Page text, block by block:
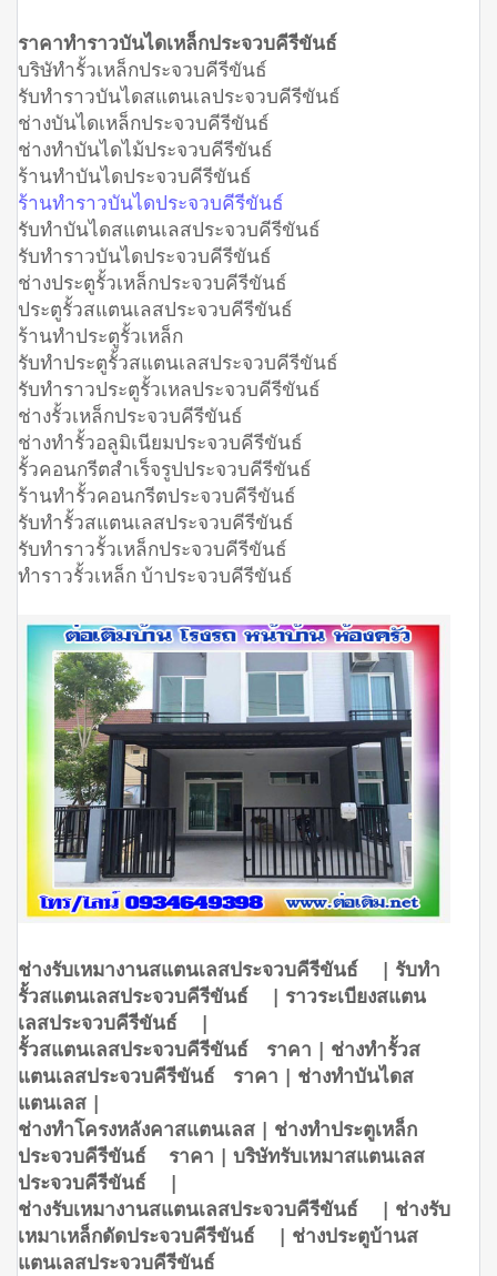
ราคาทำราวบันไดเหล็กประจวบคีรีขันธ์
บริษัทำรั้วเหล็กประจวบคีรีขันธ์
รับทำราวบันไดสแตนเลประจวบคีรีขันธ์
ช่างบันไดเหล็กประจวบคีรีขันธ์
ช่างทำบันไดไม้ประจวบคีรีขันธ์
ร้านทำบันไดประจวบคีรีขันธ์
ร้านทำราวบันไดประจวบคีรีขันธ์
รับทำบันไดสแตนเลสประจวบคีรีขันธ์
รับทำราวบันไดประจวบคีรีขันธ์
ช่างประตูรั้วเหล็กประจวบคีรีขันธ์
ประตูรั้วสแตนเลสประจวบคีรีขันธ์
ร้านทำประตูรั้วเหล็ก
รับทำประตูรั้วสแตนเลสประจวบคีรีขันธ์
รับทำราวประตูรั้วเหลประจวบคีรีขันธ์
ช่างรั้วเหล็กประจวบคีรีขันธ์
ช่างทำรั้วอลูมิเนียมประจวบคีรีขันธ์
รั้วคอนกรีตสำเร็จรูปประจวบคีรีขันธ์
ร้านทำรั้วคอนกรีตประจวบคีรีขันธ์
รับทำรั้วสแตนเลสประจวบคีรีขันธ์
รับทำราวรั้วเหล็กประจวบคีรีขันธ์
ทำราวรั้วเหล็ก บ้าประจวบคีรีขันธ์
ช่างรับเหมางานสแตนเลสประจวบคีรีขันธ์ | รับทำ
รั้วสแตนเลสประจวบคีรีขันธ์ | ราวระเบียงสแตน
เลสประจวบคีรีขันธ์ |
รั้วสแตนเลสประจวบคีรีขันธ์ ราคา | ช่างทำรั้วส
แตนเลสประจวบคีรีขันธ์ ราคา | ช่างทำบันไดส
แตนเลส |
ช่างทำโครงหลังคาสแตนเลส | ช่างทำประตูเหล็ก
ประจวบคีรีขันธ์ ราคา | บริษัทรับเหมาสแตนเลส
ประจวบคีรีขันธ์ |
ช่างรับเหมางานสแตนเลสประจวบคีรีขันธ์ | ช่างรับ
เหมาเหล็กดัดประจวบคีรีขันธ์ | ช่างประตูบ้านส
แตนเลสประจวบคีรีขันธ์